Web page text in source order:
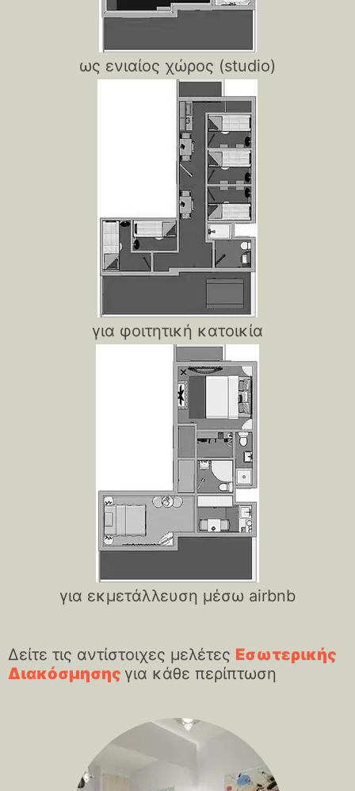
ως ενιαίος χώρος (studio)
για φοιτητική κατοικία
για εκμετάλλευση μέσω airbnb
Δείτε τις αντίστοιχες μελέτες Εσωτερικής
Διακόσμησης για κάθε περίπτωση